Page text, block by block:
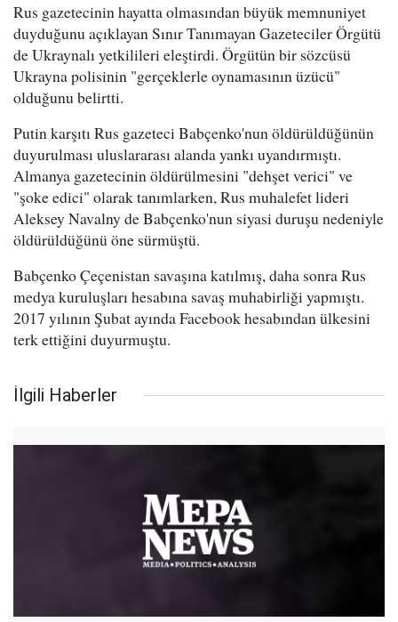
Rus gazetecinin hayatta olmasından büyük memnuniyet
duyduğunu açıklayan Sınır Tanımayan Gazeteciler Örgütü
de Ukraynalı yetkilileri eleştirdi. Örgütün bir sözcüsü
Ukrayna polisinin "gerçeklerle oynamasının üzücü"
olduğunu belirtti.
Putin karşıtı Rus gazeteci Babçenko'nun öldürüldüğünün
duyurulması uluslararası alanda yankı uyandırmıştı.
Almanya gazetecinin öldürülmesini "dehşet verici" ve
"şoke edici" olarak tanımlarken, Rus muhalefet lideri
Aleksey Navalny de Babçenko'nun siyasi duruşu nedeniyle
öldürüldüğünü öne sürmüştü.
Babçenko Çeçenistan savaşına katılmış, daha sonra Rus
medya kuruluşları hesabına savaş muhabirliği yapmıştı.
2017 yılının Şubat ayında Facebook hesabından ülkesini
terk ettiğini duyurmuştu.
İlgili Haberler